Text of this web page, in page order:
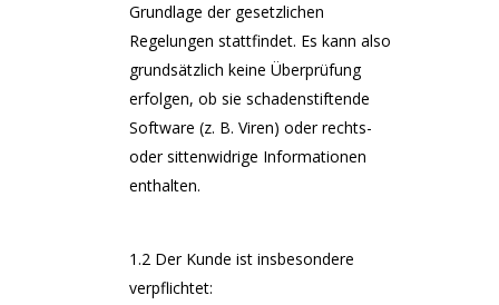
Grundlage der gesetzlichen
Regelungen stattfindet. Es kann also
grundsätzlich keine Überprüfung
erfolgen, ob sie schadenstiftende
Software (z. B. Viren) oder rechts-
oder sittenwidrige Informationen
enthalten.
1.2 Der Kunde ist insbesondere
verpflichtet: